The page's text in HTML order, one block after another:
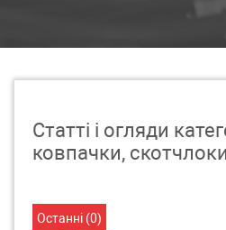
Статті і огляди
ковпачки,
Останні (0)